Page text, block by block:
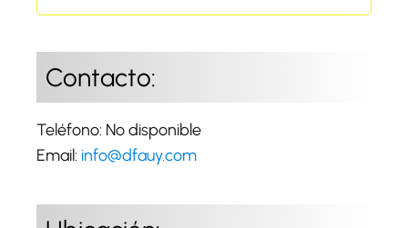
Contacto:
Teléfono: No disponible
Email: info@dfauy.com